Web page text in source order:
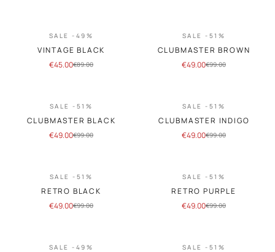
SALE -49%
VINTAGE BLACK
€45.00€89.00
SALE -51%
CLUBMASTER BROWN
€49.00€99.00
SALE -51%
CLUBMASTER BLACK
€49.00€99.00
SALE -51%
CLUBMASTER INDIGO
€49.00€99.00
SALE -51%
RETRO BLACK
€49.00€99.00
SALE -51%
RETRO PURPLE
€49.00€99.00
SALE -49% SALE -51%